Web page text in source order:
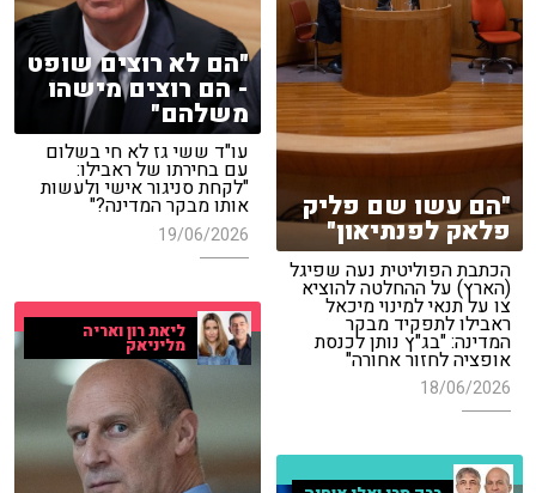
"הם לא רוצים שופט
- הם רוצים מישהו
משלהם"
עו"ד ששי גז לא חי בשלום
עם בחירתו של ראבילו:
"לקחת סניגור אישי ולעשות
אותו מבקר המדינה?"
19/06/2026
"הם עשו שם פליק
פלאק לפנתיאון"
הכתבת הפוליטית נעה שפיגל
(הארץ) על ההחלטה להוציא
צו על תנאי למינוי מיכאל
ראבילו לתפקיד מבקר
המדינה: "בג"ץ נותן לכנסת
אופציה לחזור אחורה"
18/06/2026
ליאת רון ואריה
מליניאק